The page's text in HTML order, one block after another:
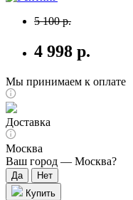
5 100 р.
4 998 р.
Мы принимаем к оплате
Доставка
Москва
Ваш город — Москва?
Купить